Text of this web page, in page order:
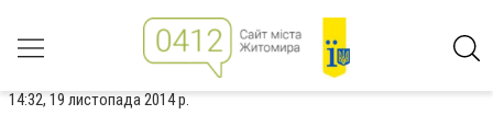
14:32, 19 листопада 2014 р.